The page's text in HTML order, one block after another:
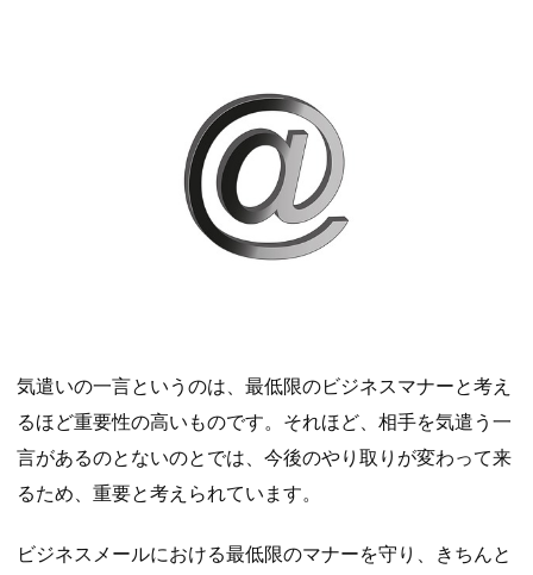
気遣いの一言というのは、最低限のビジネスマナーと考え
るほど重要性の高いものです。それほど、相手を気遣う一
言があるのとないのとでは、今後のやり取りが変わって来
るため、重要と考えられています。
ビジネスメールにおける最低限のマナーを守り、きちんと